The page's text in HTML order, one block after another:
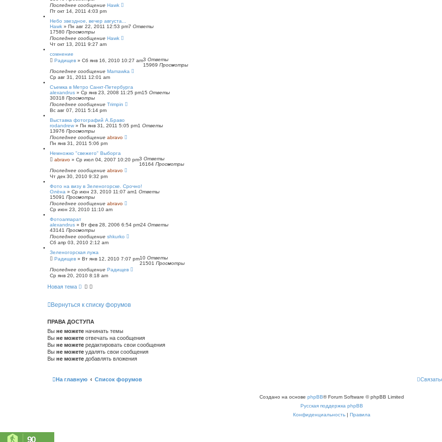
Последнее сообщение Hawk
Пт окт 14, 2011 4:03 pm
Небо звездное, вечер августа...
Hawk » Пн авг 22, 2011 12:53 pm7 Ответы
17580 Просмотры
Последнее сообщение Hawk
Чт окт 13, 2011 9:27 am
сомнение
Радищев » Сб янв 16, 2010 10:27 am3 Ответы
15969 Просмотры
Последнее сообщение Mamawka
Ср авг 31, 2011 12:01 am
Съемка в Метро Санкт-Петербурга
alexandrus » Ср янв 23, 2008 11:25 pm15 Ответы
30318 Просмотры
Последнее сообщение Trimpin
Вс авг 07, 2011 5:14 pm
Выставка фотографий А.Браво
rodandrew » Пн янв 31, 2011 5:05 pm1 Ответы
13976 Просмотры
Последнее сообщение abravo
Пн янв 31, 2011 5:06 pm
Немножко "свежего" Выборга
abravo » Ср июл 04, 2007 10:20 pm3 Ответы
16164 Просмотры
Последнее сообщение abravo
Чт дек 30, 2010 9:32 pm
Фото на визу в Зеленогорске. Срочно!
Олёна » Ср июн 23, 2010 11:07 am1 Ответы
15091 Просмотры
Последнее сообщение abravo
Ср июн 23, 2010 11:10 am
Фотоаппарат
alexandrus » Вт фев 28, 2006 6:54 pm24 Ответы
43141 Просмотры
Последнее сообщение shkurko
Сб апр 03, 2010 2:12 am
Зеленогорская лужа
Радищев » Вт янв 12, 2010 7:07 pm10 Ответы
21501 Просмотры
Последнее сообщение Радищев
Ср янв 20, 2010 8:18 am
Новая тема
Вернуться к списку форумов
ПРАВА ДОСТУПА
Вы не можете начинать темы
Вы не можете отвечать на сообщения
Вы не можете редактировать свои сообщения
Вы не можете удалять свои сообщения
Вы не можете добавлять вложения
На главную Список форумов
Создано на основе phpBB® Forum Software © phpBB Limited
Русская поддержка phpBB
Конфиденциальность | Правила
90